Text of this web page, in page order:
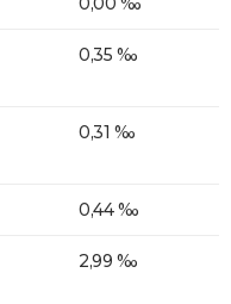
0,35 ‰
0,31 ‰
0,44 ‰
2,99 ‰